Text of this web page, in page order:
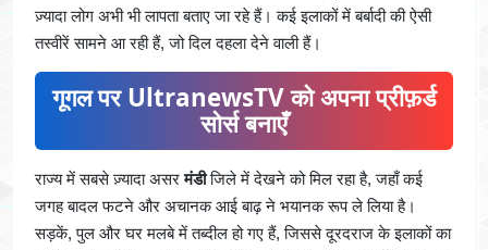
ज़्यादा लोग अभी भी लापता बताए जा रहे हैं। कई इलाकों में बर्बादी की ऐसी
तस्वीरें सामने आ रही हैं, जो दिल दहला देने वाली हैं।
गूगल पर UltranewsTV को अपना प्रीफ़र्ड
सोर्स बनाएँ
राज्य में सबसे ज़्यादा असरमंडीजिले में देखने को मिल रहा है, जहाँ कई
जगह बादल फटने और अचानक आई बाढ़ ने भयानक रूप ले लिया है।
सड़कें, पुल और घर मलबे में तब्दील हो गए हैं, जिससे दूरदराज के इलाकों का